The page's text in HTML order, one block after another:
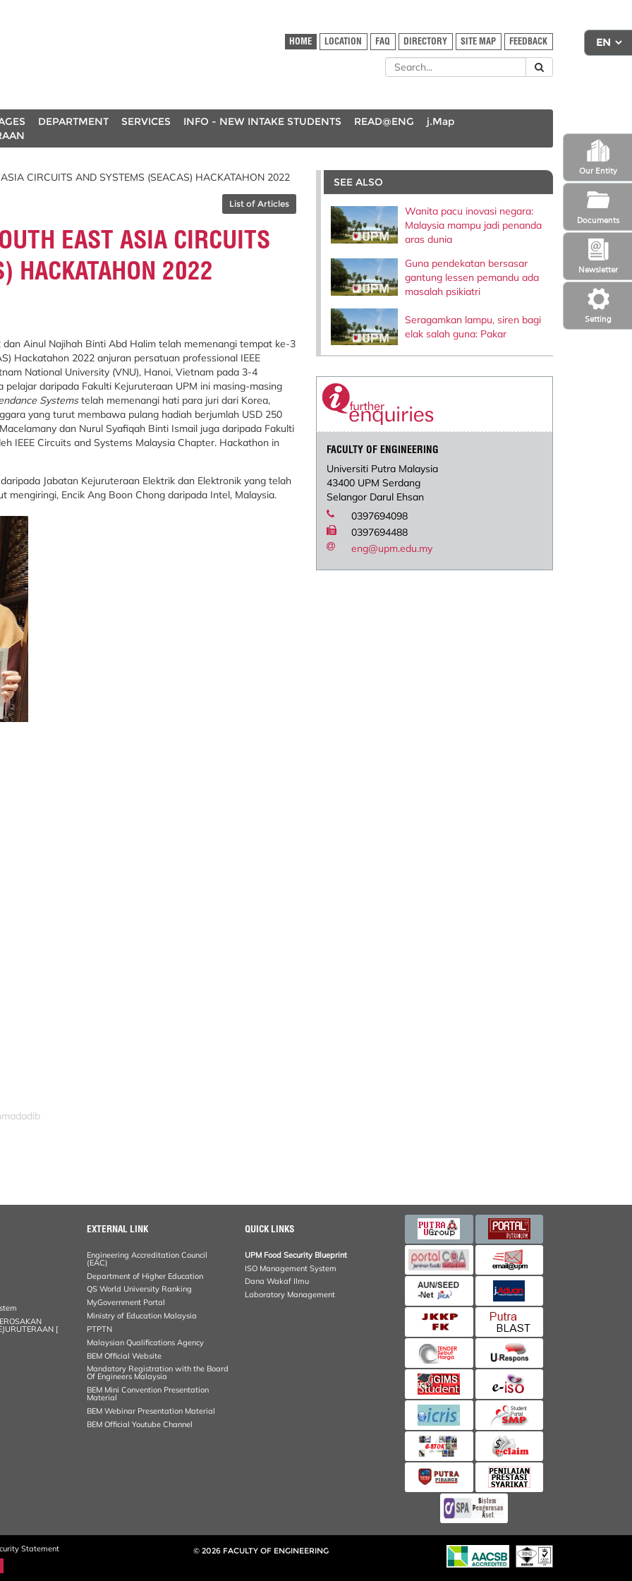
Setting
Newsletter
Our Entity
Documents
HOME LOCATION FAQ DIRECTORY SITE MAP FEEDBACK
DEPARTMENT SERVICES INFO - NEW INTAKE STUDENTS READ@ENG
j.Map
CIRCUITS AND SYSTEMS (SEACAS) HACKATAHON 2022
List of Articles
EAST ASIA CIRCUITS
HACKATAHON 2022
Ainul Najihah Binti Abd Halim telah memenangi tempat ke-3
Hackatahon 2022 anjuran persatuan professional IEEE
National University (VNU), Hanoi, Vietnam pada 3-4
daripada Fakulti Kejuruteraan UPM ini masing-masing
Systemstelah memenangi hati para juri dari Korea,
yang turut membawa pulang hadiah berjumlah USD 250
dan Nurul Syafiqah Binti Ismail juga daripada Fakulti
IEEE Circuits and Systems Malaysia Chapter. Hackathon in
Jabatan Kejuruteraan Elektrik dan Elektronik yang telah
mengiringi, Encik Ang Boon Chong daripada Intel, Malaysia.
SEE ALSO
Wanita pacu inovasi negara:
Malaysia mampu jadi penanda
aras dunia
Guna pendekatan bersasar
gantung lessen pemandu ada
masalah psikiatri
Seragamkan lampu, siren bagi
elak salah guna: Pakar
FACULTY OF ENGINEERING
Universiti Putra Malaysia
43400 UPM Serdang
Selangor Darul Ehsan
0397694098
0397694488
eng@upm.edu.my
[
EXTERNAL LINK
Engineering Accreditation Council
(EAC)
Department of Higher Education
QS World University Ranking
MyGovernment Portal
Ministry of Education Malaysia
PTPTN
Malaysian Qualifications Agency
BEM Official Website
Mandatory Registration with the Board
Of Engineers Malaysia
BEM Mini Convention Presentation
Material
BEM Webinar Presentation Material
BEM Official Youtube Channel
QUICK LINKS
UPM Food Security Blueprint
ISO Management System
Dana Wakaf Ilmu
Laboratory Management
Statement
© 2026 FACULTY OF ENGINEERING